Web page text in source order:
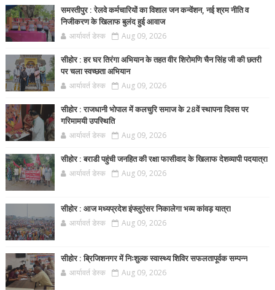
समस्तीपुर : रेलवे कर्मचारियों का विशाल जन कन्वेंशन, नई श्रम नीति व
निजीकरण के खिलाफ बुलंद हुई आवाज
आर्यावर्त डेस्क Aug 09, 2026
सीहोर : हर घर तिरंगा अभियान के तहत वीर शिरोमणि चैन सिंह जी की छतरी
पर चला स्वच्छता अभियान
आर्यावर्त डेस्क Aug 09, 2026
सीहोर : राजधानी भोपाल में कलचुरि समाज के 28वें स्थापना दिवस पर
गरिमामयी उपस्थिति
आर्यावर्त डेस्क Aug 09, 2026
सीहोर : बराडी पहुंची जनहित की रक्षा फासीवाद के खिलाफ देशव्यापी पदयात्रा
आर्यावर्त डेस्क Aug 09, 2026
सीहोर : आज मध्यप्रदेश इंफ्लुएंसर निकालेगा भव्य कांवड़ यात्रा
आर्यावर्त डेस्क Aug 09, 2026
सीहोर : ब्रिजिशनगर में निःशुल्क स्वास्थ्य शिविर सफलतापूर्वक सम्पन्न
आर्यावर्त डेस्क Aug 09, 2026